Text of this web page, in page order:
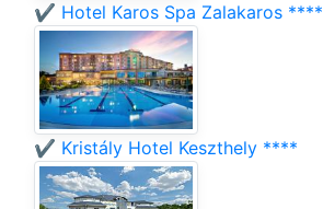
✔️ Hotel Karos Spa Zalakaros ****
✔️ Kristály Hotel Keszthely ****